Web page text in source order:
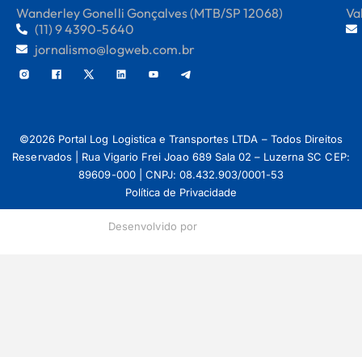
Wanderley Gonelli Gonçalves (MTB/SP 12068)
(11) 9 4390-5640
jornalismo@logweb.com.br
©2026 Portal Log Logistica e Transportes LTDA – Todos Direitos
Reservados | Rua Vigario Frei Joao 689 Sala 02 – Luzerna SC CEP:
89609-000 | CNPJ: 08.432.903/0001-53
Política de Privacidade
Desenvolvido por